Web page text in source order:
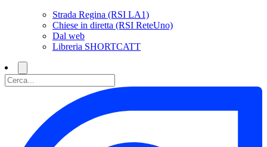
Strada Regina (RSI LA1)
Chiese in diretta (RSI ReteUno)
Dal web
Libreria SHORTCATT